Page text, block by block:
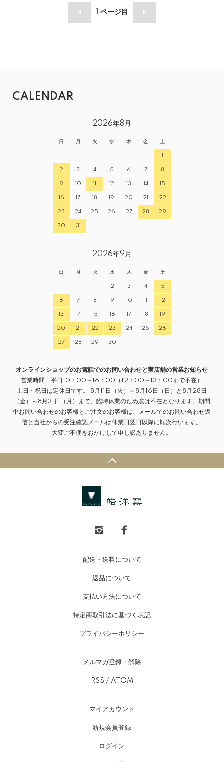
ページ目
CALENDAR
2026年8月
日 月 火 水 木 金 土
1
2 3 4 5 6 7 8
9 10 11 12 13 14 15
16 17 18 19 20 21 22
23 24 25 26 27 28 29
30 31
2026年9月
日 月 火 水 木 金 土
1 2 3 4 5
6 7 8 9 10 11 12
13 14 15 16 17 18 19
20 21 22 23 24 25 26
27 28 29 30
オンラインショップのお電話でのお問い合わせと実店舗の営業お知らせ
営業時間 平日10：00～16：00（12：00～13：00まで不在）
土日・祝日は定休日です。 8月11日（火）～8月16日（日）と8月28日
（金）～8月31日（月）まで、臨時休業のため窯は不在となります。期間
中お問い合わせのお客様とご注文のお客様は、メールでのお問い合わせ返
信と当社からの受注確認メールは休業日翌日以降に順次行います。
大変ご不便をおかけして申し訳ありません。
配送・送料について
返品について
支払い方法について
特定商取引法に基づく表記
プライバシーポリシー
メルマガ登録・解除
RSS / ATOM
マイアカウント
新規会員登録
ログイン